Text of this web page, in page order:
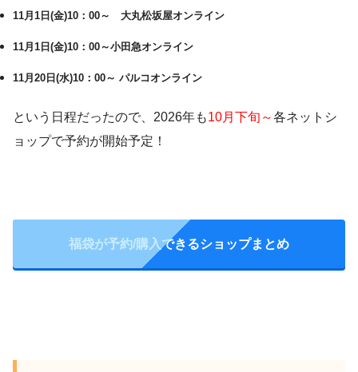
11月1日(金)10：00～ 大丸松坂屋オンライン
11月1日(金)10：00～小田急オンライン
11月20日(水)10：00～ パルコオンライン
という日程だったので、2026年も10月下旬～各ネットシ
ョップで予約が開始予定！
福袋が予約/購入できるショップまとめ